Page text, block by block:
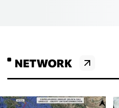
NETWORK